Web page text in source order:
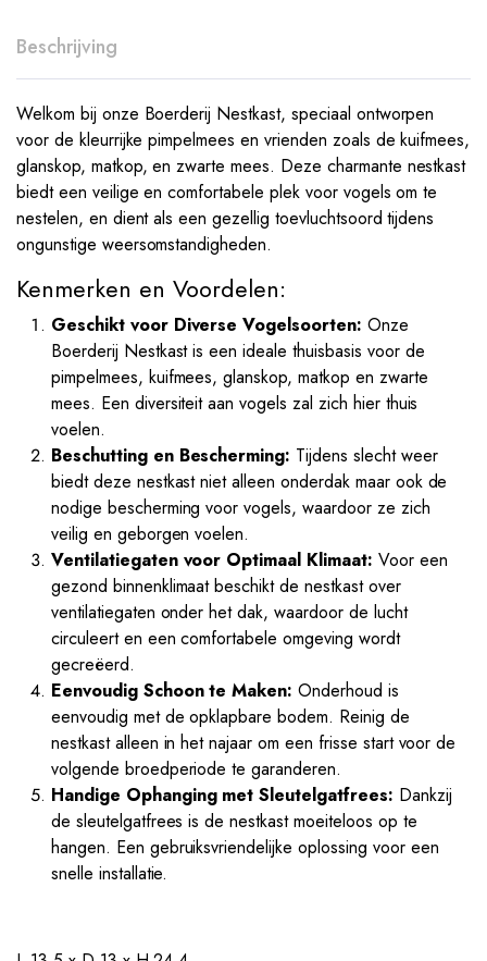
Beschrijving
Welkom bij onze Boerderij Nestkast, speciaal ontworpen
voor de kleurrijke pimpelmees en vrienden zoals de kuifmees,
glanskop, matkop, en zwarte mees. Deze charmante nestkast
biedt een veilige en comfortabele plek voor vogels om te
nestelen, en dient als een gezellig toevluchtsoord tijdens
ongunstige weersomstandigheden.
Kenmerken en Voordelen:
Geschikt voor Diverse Vogelsoorten: Onze
Boerderij Nestkast is een ideale thuisbasis voor de
pimpelmees, kuifmees, glanskop, matkop en zwarte
mees. Een diversiteit aan vogels zal zich hier thuis
voelen.
Beschutting en Bescherming: Tijdens slecht weer
biedt deze nestkast niet alleen onderdak maar ook de
nodige bescherming voor vogels, waardoor ze zich
veilig en geborgen voelen.
Ventilatiegaten voor Optimaal Klimaat: Voor een
gezond binnenklimaat beschikt de nestkast over
ventilatiegaten onder het dak, waardoor de lucht
circuleert en een comfortabele omgeving wordt
gecreëerd.
Eenvoudig Schoon te Maken: Onderhoud is
eenvoudig met de opklapbare bodem. Reinig de
nestkast alleen in het najaar om een frisse start voor de
volgende broedperiode te garanderen.
Handige Ophanging met Sleutelgatfrees: Dankzij
de sleutelgatfrees is de nestkast moeiteloos op te
hangen. Een gebruiksvriendelijke oplossing voor een
snelle installatie.